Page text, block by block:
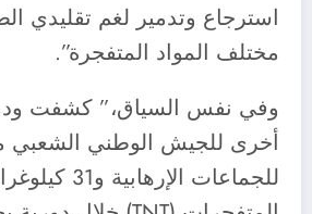
استرجاع وتدمير لغم تقليدي
مختلف المواد المتفجرة”.
وفي نفس السياق،” كشفت
أخرى للجيش الوطني الشعبي
للجماعات